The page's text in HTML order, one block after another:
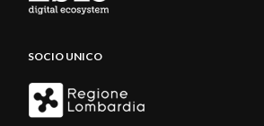
SOCIO UNICO